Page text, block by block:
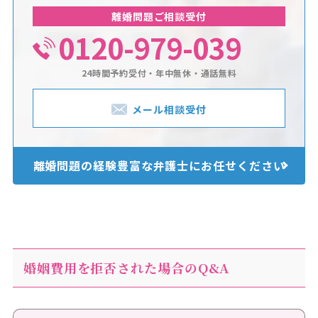
離婚問題ご相談受付
0120-979-039
24時間予約受付・年中無休・通話無料
メール相談受付
離婚問題の経験豊富な弁護士にお任せください
婚姻費用を拒否された場合のQ&A